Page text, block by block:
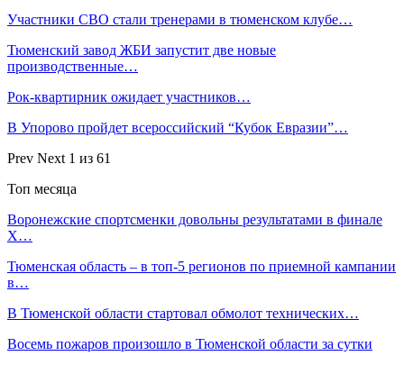
Участники СВО стали тренерами в тюменском клубе…
Тюменский завод ЖБИ запустит две новые
производственные…
Рок-квартирник ожидает участников…
В Упорово пройдет всероссийский “Кубок Евразии”…
Prev Next 1 из 61
Топ месяца
Воронежские спортсменки довольны результатами в финале
X…
Тюменская область – в топ-5 регионов по приемной кампании
в…
В Тюменской области стартовал обмолот технических…
Восемь пожаров произошло в Тюменской области за сутки